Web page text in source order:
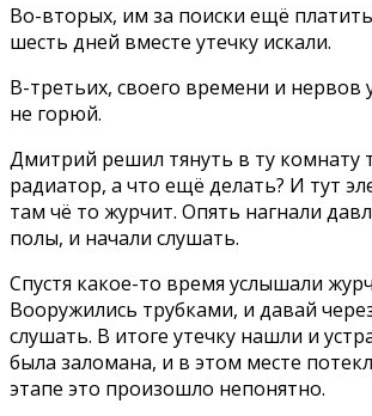
Во-вторых, им за поиски ещё
шесть дней вместе утечку искали.
В-третьих, своего времени и нервов
не горюй.
Дмитрий решил тянуть в ту комнату
радиатор, а что ещё делать? И тут
там чё то журчит. Опять нагнали
полы, и начали слушать.
Спустя какое-то время услышали
Вооружились трубками, и давай
слушать. В итоге утечку нашли и
была заломана, и в этом месте
этапе это произошло непонятно.